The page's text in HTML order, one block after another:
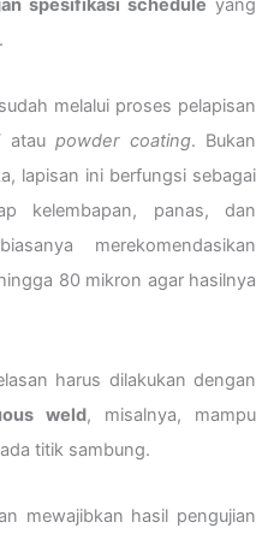
spesifikasi schedule yang
melalui proses pelapisan
atau powder coating. Bukan
lapisan ini berfungsi sebagai
kelembapan, panas, dan
merekomendasikan
80 mikron agar hasilnya
harus dilakukan dengan
weld, misalnya, mampu
titik sambung.
mewajibkan hasil pengujian